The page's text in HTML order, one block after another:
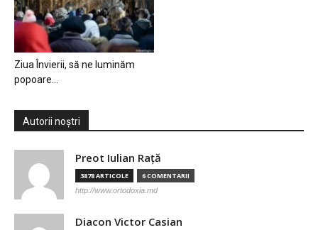
Ziua Învierii, să ne luminăm
popoare…
Autorii noștri
Preot Iulian Raţă
3878 ARTICOLE 6 COMENTARII
http://www.ortodoxia.md
Diacon Victor Casian